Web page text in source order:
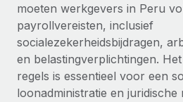
Achtergrondonderzoek
Vereenvoudig het
kandidaten
Compliance Watchtower
Blijf compliance-risico's voor
CASESTUDY'S
Support
Alle bronnen bekijken
BLOG
moeten werkgevers in Peru
payrollvereisten, inclusief
socialezekerheidsbijdragen,
en belastingverplichtingen.
regels is essentieel voor een
loonadministratie en juridische